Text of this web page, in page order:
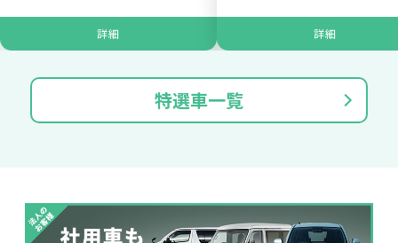
5
ジョイカル たすカッター3
詳細 詳細
特選車一覧